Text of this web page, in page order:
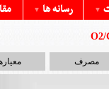
▼ رسانه ها ▼
مصرف